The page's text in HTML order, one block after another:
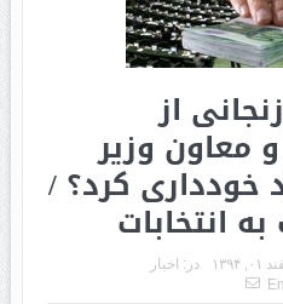
از
وزیر و معاون‌ وزیر
خودداری کرد؟ /
انتخابات
۱۳۹۴ در: اخبار